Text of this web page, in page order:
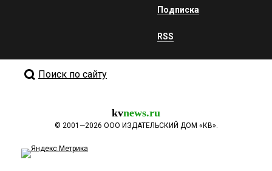
Подписка
RSS
Поиск по сайту
kvnews.ru
© 2001—2026 ООО ИЗДАТЕЛЬСКИЙ ДОМ «КВ».